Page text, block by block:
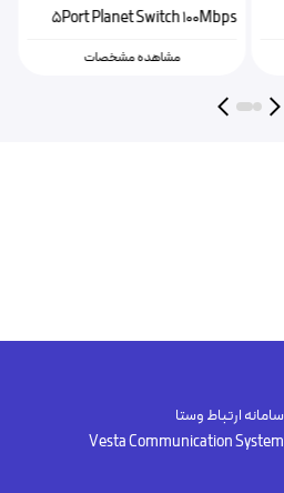
5Port Planet Switch 100Mbps
مشاهده مشخصات
سامانه ارتباط وستا
Vesta Communication System